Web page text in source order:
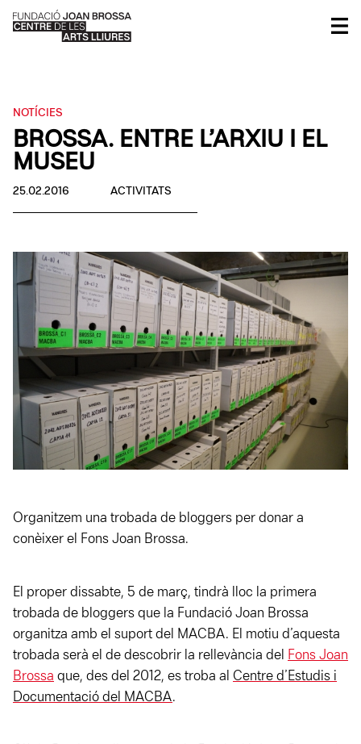
NOTÍCIES
BROSSA. ENTRE L’ARXIU I EL
MUSEU
25.02.2016 ACTIVITATS
Organitzem una trobada de bloggers per donar a
conèixer el Fons Joan Brossa.
El proper dissabte, 5 de març, tindrà lloc la primera
trobada de bloggers que la Fundació Joan Brossa
organitza amb el suport del MACBA. El motiu d’aquesta
trobada serà el de descobrir la rellevància del Fons Joan
Brossa que, des del 2012, es troba al Centre d’Estudis i
Documentació del MACBA.